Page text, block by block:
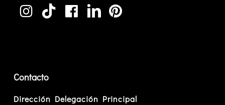
Contacto
Dirección Delegación Principal